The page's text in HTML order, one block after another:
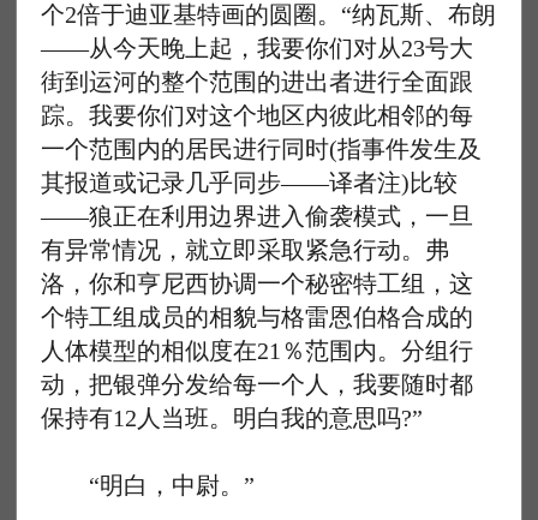
个2倍于迪亚基特画的圆圈。“纳瓦斯、布朗
——从今天晚上起，我要你们对从23号大
街到运河的整个范围的进出者进行全面跟
踪。我要你们对这个地区内彼此相邻的每
一个范围内的居民进行同时(指事件发生及
其报道或记录几乎同步——译者注)比较
——狼正在利用边界进入偷袭模式，一旦
有异常情况，就立即采取紧急行动。弗
洛，你和亨尼西协调一个秘密特工组，这
个特工组成员的相貌与格雷恩伯格合成的
人体模型的相似度在21％范围内。分组行
动，把银弹分发给每一个人，我要随时都
保持有12人当班。明白我的意思吗?”
“明白，中尉。”